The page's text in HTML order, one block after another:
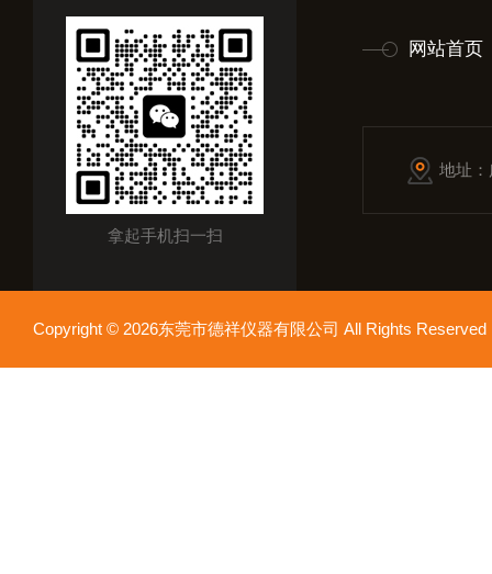
拿起手机扫一扫
网站首页
地址
Copyright © 2026东莞市德祥仪器有限公司 All Rights